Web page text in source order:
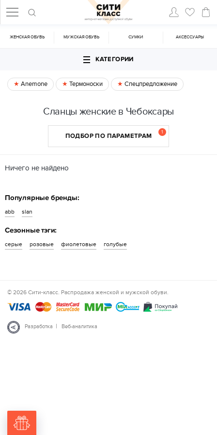
ЖЕНСКАЯ ОБУВЬ МУЖСКАЯ ОБУВЬ CУМКИ АКСЕССУАРЫ
КАТЕГОРИИ
Anemone Термоноски Спецпредложение
Сланцы женские в Чебоксары
ПОДБОР ПО ПАРАМЕТРАМ 1
Ничего не найдено
Популярные бренды:
abb slan
Сезонные тэги:
серые розовые фиолетовые голубые
© 2026 Сити-класс. Распродажа женской и мужской обуви.
Разработка | Веб-аналитика